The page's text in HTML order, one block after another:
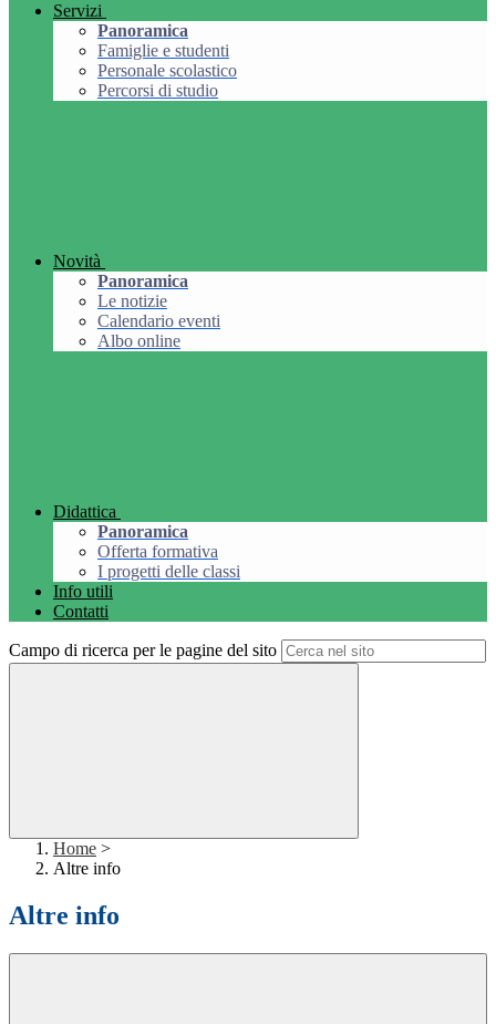
Servizi
Panoramica
Famiglie e studenti
Personale scolastico
Percorsi di studio
Novità
Panoramica
Le notizie
Calendario eventi
Albo online
Didattica
Panoramica
Offerta formativa
I progetti delle classi
Info utili
Contatti
Campo di ricerca per le pagine del sito
Home >
Altre info
Altre info